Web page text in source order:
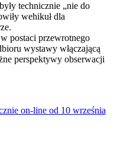
technicznie „nie do
wehikuł dla
postaci przewrotnego
wystawy włączającą
perspektywy obserwacji
on-line od 10 września